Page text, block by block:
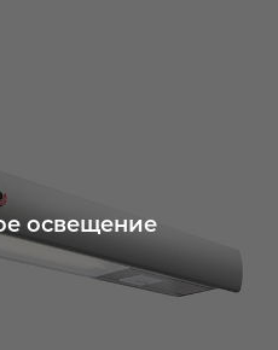
освещение